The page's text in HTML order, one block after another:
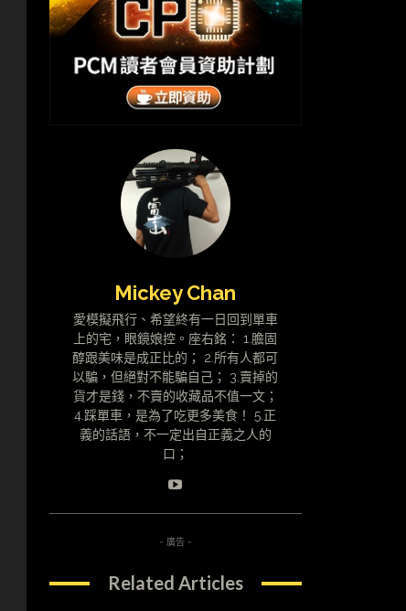
Mickey Chan
愛模擬飛行、希望終有一日回到單車
上的宅，眼鏡娘控。座右銘： 1.膽固
醇跟美味是成正比的； 2.所有人都可
以騙，但絕對不能騙自己； 3.賣掉的
貨才是錢，不賣的收藏品不值一文；
4.踩單車，是為了吃更多美食！ 5.正
義的話語，不一定出自正義之人的
口；
- 廣告 -
Related Articles